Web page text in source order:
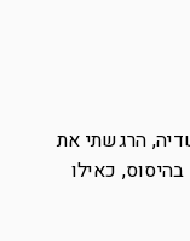
הרגשתי את
כאילו